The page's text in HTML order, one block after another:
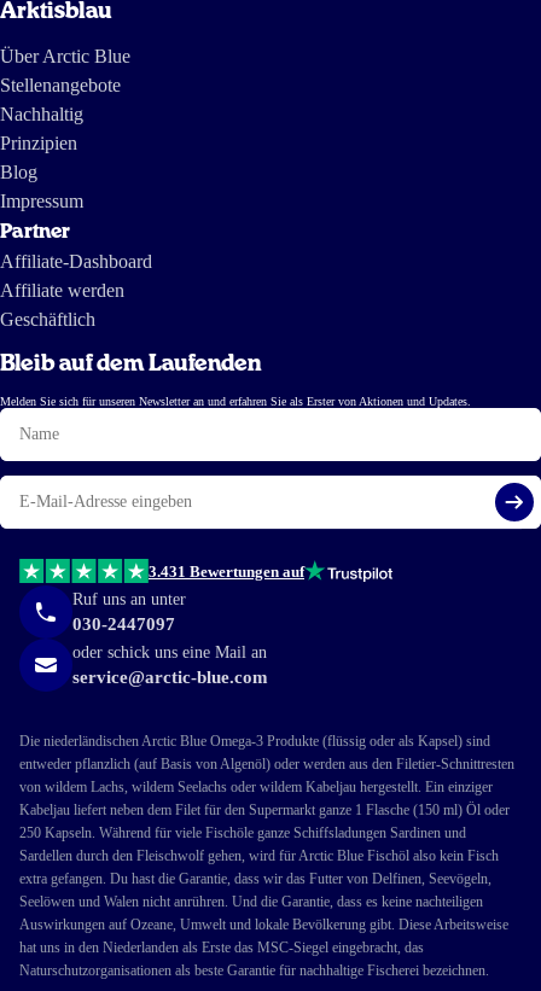
Arktisblau
Über Arctic Blue
Stellenangebote
Nachhaltig
Prinzipien
Blog
Impressum
Partner
Affiliate-Dashboard
Affiliate werden
Geschäftlich
Bleib auf dem Laufenden
Melden Sie sich für unseren Newsletter an und erfahren Sie als Erster von Aktionen und Updates.
Name
E-
Mail
3.431 Bewertungen auf
Ruf uns an unter
030-2447097
oder schick uns eine Mail an
service@arctic-blue.com
Die niederländischen Arctic Blue Omega-3 Produkte (flüssig oder als Kapsel) sind
entweder pflanzlich (auf Basis von Algenöl) oder werden aus den Filetier-Schnittresten
von wildem Lachs, wildem Seelachs oder wildem Kabeljau hergestellt. Ein einziger
Kabeljau liefert neben dem Filet für den Supermarkt ganze 1 Flasche (150 ml) Öl oder
250 Kapseln. Während für viele Fischöle ganze Schiffsladungen Sardinen und
Sardellen durch den Fleischwolf gehen, wird für Arctic Blue Fischöl also kein Fisch
extra gefangen. Du hast die Garantie, dass wir das Futter von Delfinen, Seevögeln,
Seelöwen und Walen nicht anrühren. Und die Garantie, dass es keine nachteiligen
Auswirkungen auf Ozeane, Umwelt und lokale Bevölkerung gibt. Diese Arbeitsweise
hat uns in den Niederlanden als Erste das MSC-Siegel eingebracht, das
Naturschutzorganisationen als beste Garantie für nachhaltige Fischerei bezeichnen.